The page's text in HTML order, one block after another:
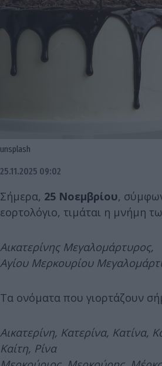
unsplash
25.11.2025 09:02
Σήμερα, 25 Νοεμβρίου,
εορτολόγιο, τιμάται η μνήμη
Αικατερίνης Μεγαλομάρτυρος,
Αγίου Μερκουρίου
Τα ονόματα που γιορτάζουν
Αικατερίνη, Κατερίνα, Κατίνα,
Καίτη, Ρίνα